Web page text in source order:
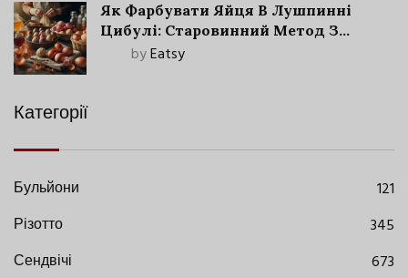
Як Фарбувати Яйця В Лушпинні
Цибулі: Старовинний Метод З
Сучасними Нюансами
byEatsy
Категорії
Бульйони
121
Різотто
345
Сендвічі
673